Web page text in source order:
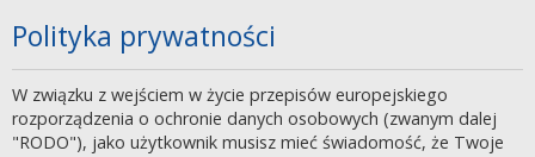
Polityka prywatności
W związku z wejściem w życie przepisów europejskiego
rozporządzenia o ochronie danych osobowych (zwanym dalej
"RODO"), jako użytkownik musisz mieć świadomość, że Twoje